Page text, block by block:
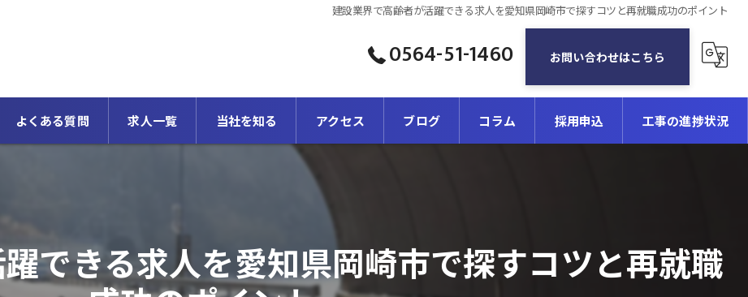
建設業界で高齢者が活躍できる求人を愛知県岡崎市で探すコツと再就職成功のポイント
0564-51-1460 お問い合わせはこちら
よくある質問 求人一覧 当社を知る
2級土木施工管理
1級土木施工管理
アクセス ブログ コラム 採用申込 工事の進捗状況
できる求人を愛知県岡崎市で探すコツと再就職